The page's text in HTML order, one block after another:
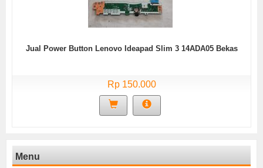
Jual Power Button Lenovo Ideapad Slim 3 14ADA05 Bekas
Rp 150.000
Menu